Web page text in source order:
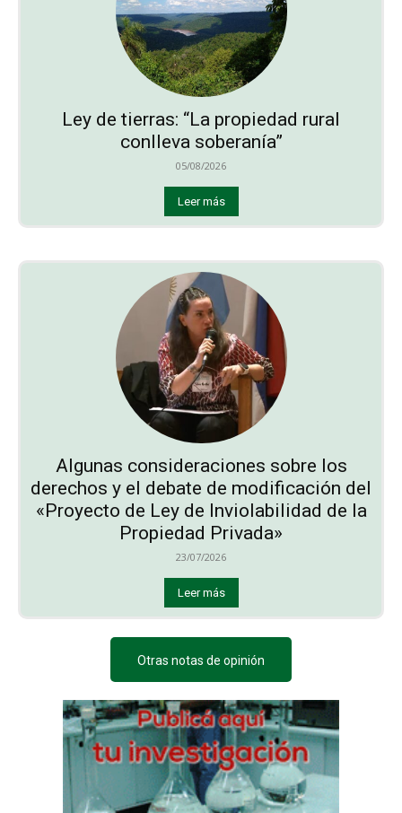
Ley de tierras: “La propiedad rural
conlleva soberanía”
05/08/2026
Leer más
Algunas consideraciones sobre los
derechos y el debate de modificación del
«Proyecto de Ley de Inviolabilidad de la
Propiedad Privada»
23/07/2026
Leer más
Otras notas de opinión